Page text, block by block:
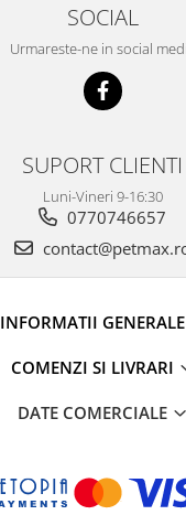
SOCIAL
Urmareste-ne in social
SUPORT CLIENTI
Luni-Vineri 9-16:30
0770746657
INFORMATII GENERALE
COMENZI SI LIVRARI
DATE COMERCIALE